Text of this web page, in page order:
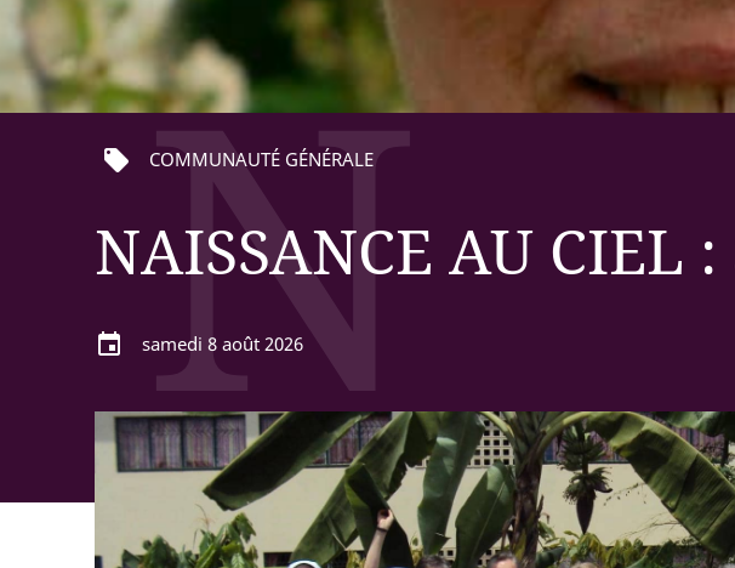
local_offer COMMUNAUTÉ GÉNÉRALE
NAISSANCE AU CIEL
N
event samedi 8 août 2026